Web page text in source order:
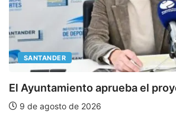
SANTANDER
El Ayuntamiento aprueba el
9 de agosto de 2026